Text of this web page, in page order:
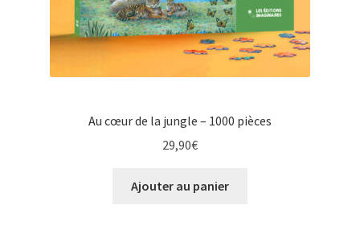
Au cœur de la jungle – 1000 pièces
29,90€
Ajouter au panier